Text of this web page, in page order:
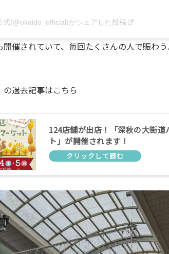
式(@okaido_official)がシェアした投稿
催されていて、毎回たくさんの人で賑わ
の過去記事はこちら
124店舗が出店！「深秋の大街道
ト」が開催されます！